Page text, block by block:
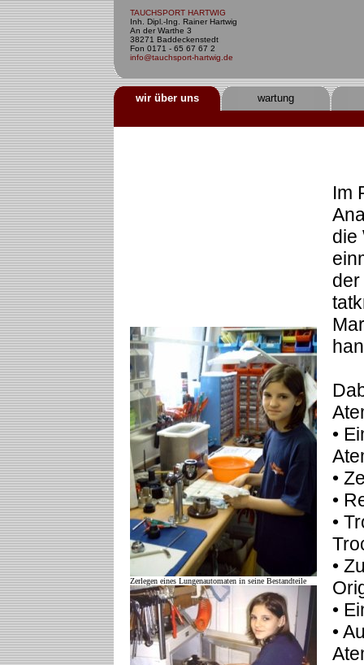
TAUCHSPORT HARTWIG
Inh. Dipl.-Ing. Rainer Hartwig
An der Warthe 3
38271 Baddeckenstedt
Fon 0171 - 65 67 67 2
info@tauchsport-hartwig.de
wir über uns wartung
Zerlegen eines Lungenautomaten in seine Bestandteile
Im
die
•
•
•
•
•
•
•